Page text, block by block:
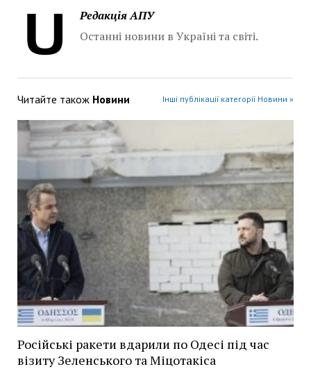
Редакція АПУ
Останні новини в Україні та світі.
Читайте також Новини Інші публікації категорії Новини »
Російські ракети вдарили по Одесі під час
візиту Зеленського та Міцотакіса